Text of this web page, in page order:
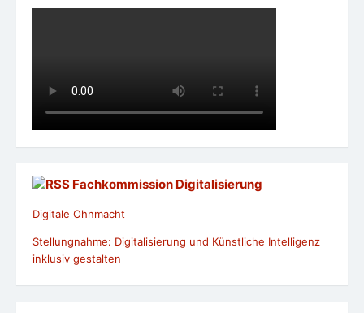
Fachkommission Digitalisierung
Digitale Ohnmacht
Stellungnahme: Digitalisierung und Künstliche Intelligenz
inklusiv gestalten